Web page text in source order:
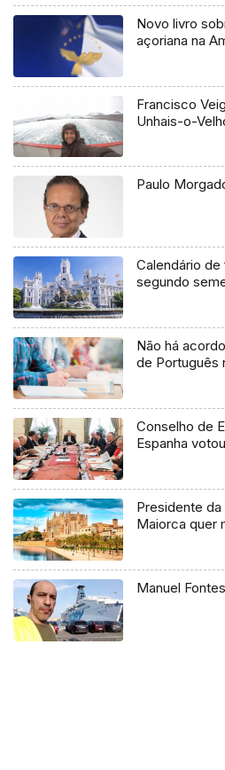
Novo livro
açoriana na
Francisco
Unhais-o-
Paulo
Calendário de
segundo
Não há
de Português
Conselho de
Espanha votou
Presidente
Maiorca quer
Manuel